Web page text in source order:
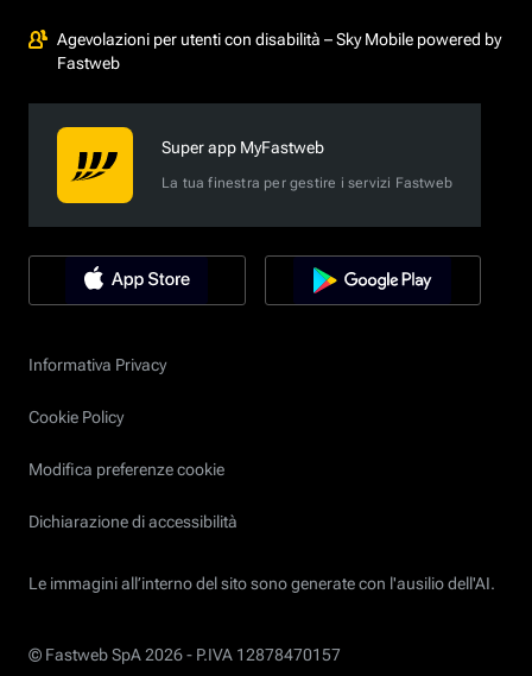
Agevolazioni per utenti con disabilità – Sky Mobile powered by
Fastweb
Super app MyFastweb
La tua finestra per gestire i servizi Fastweb
Informativa Privacy
Cookie Policy
Modifica preferenze cookie
Dichiarazione di accessibilità
Le immagini all’interno del sito sono generate con l'ausilio dell'AI.
© Fastweb SpA 2026 - P.IVA 12878470157